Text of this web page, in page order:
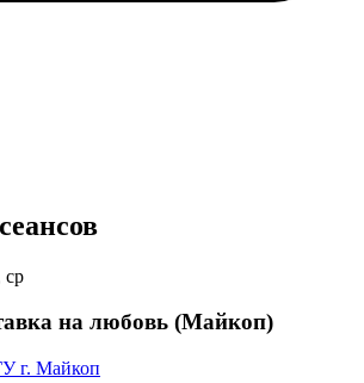
ср
на любовь (Майкоп)
г. Майкоп